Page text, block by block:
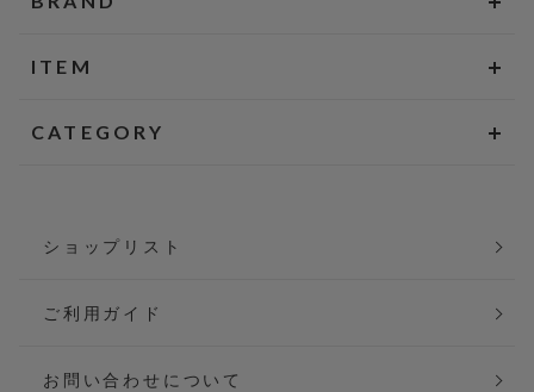
ITEM
CATEGORY
ショップリスト
ご利用ガイド
お問い合わせについて